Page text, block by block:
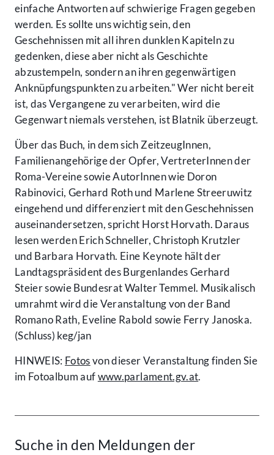
einfache Antworten auf schwierige Fragen gegeben
werden. Es sollte uns wichtig sein, den
Geschehnissen mit all ihren dunklen Kapiteln zu
gedenken, diese aber nicht als Geschichte
abzustempeln, sondern an ihren gegenwärtigen
Anknüpfungspunkten zu arbeiten." Wer nicht bereit
ist, das Vergangene zu verarbeiten, wird die
Gegenwart niemals verstehen, ist Blatnik überzeugt.
Über das Buch, in dem sich ZeitzeugInnen,
Familienangehörige der Opfer, VertreterInnen der
Roma-Vereine sowie AutorInnen wie Doron
Rabinovici, Gerhard Roth und Marlene Streeruwitz
eingehend und differenziert mit den Geschehnissen
auseinandersetzen, spricht Horst Horvath. Daraus
lesen werden Erich Schneller, Christoph Krutzler
und Barbara Horvath. Eine Keynote hält der
Landtagspräsident des Burgenlandes Gerhard
Steier sowie Bundesrat Walter Temmel. Musikalisch
umrahmt wird die Veranstaltung von der Band
Romano Rath, Eveline Rabold sowie Ferry Janoska.
(Schluss) keg/jan
HINWEIS: Fotosvon dieser Veranstaltung finden Sie
im Fotoalbum aufwww.parlament.gv.at.
Suche in den Meldungen der